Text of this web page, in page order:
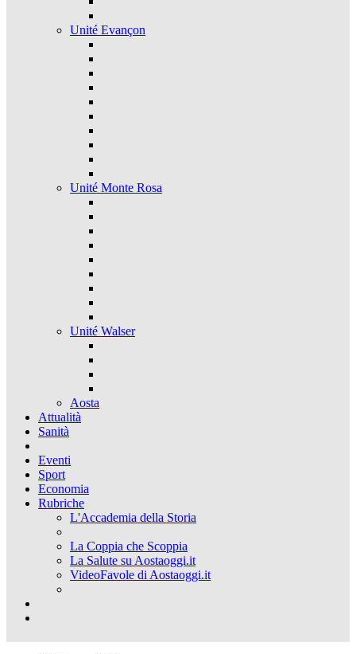
Unité Evançon
Unité Monte Rosa
Unité Walser
Aosta
Attualità
Sanità
Eventi
Sport
Economia
Rubriche
L'Accademia della Storia
La Coppia che Scoppia
La Salute su Aostaoggi.it
VideoFavole di Aostaoggi.it